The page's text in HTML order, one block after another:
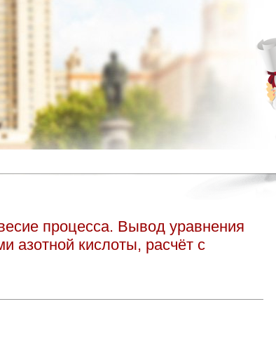
процесса. Вывод уравнения
азотной кислоты, расчёт с